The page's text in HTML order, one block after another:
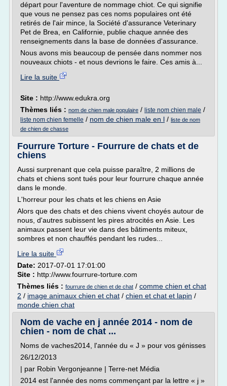
départ pour l'aventure de nommage chiot. Ce qui signifie
que vous ne pensez pas ces noms populaires ont été
retirés de l'air mince, la Société d'assurance Veterinary
Pet de Brea, en Californie, publie chaque année des
renseignements dans la base de données d'assurance.
Nous avons mis beaucoup de pensée dans nommer nos
nouveaux chiots - et nous devrions le faire. Ces amis à...
Lire la suite
Site : http://www.edukra.org
Thèmes liés : nom de chien male populaire / liste nom chien male /
liste nom chien femelle / nom de chien male en l / liste de nom
de chien de chasse
Fourrure Torture - Fourrure de chats et de
chiens
Aussi surprenant que cela puisse paraître, 2 millions de
chats et chiens sont tués pour leur fourrure chaque année
dans le monde.
L'horreur pour les chats et les chiens en Asie
Alors que des chats et des chiens vivent choyés autour de
nous, d'autres subissent les pires atrocités en Asie. Les
animaux passent leur vie dans des bâtiments miteux,
sombres et non chauffés pendant les rudes...
Lire la suite
Date: 2017-07-01 17:01:00
Site : http://www.fourrure-torture.com
Thèmes liés : fourrure de chien et de chat / comme chien et chat
2 / image animaux chien et chat / chien et chat et lapin /
monde chien chat
Nom de vache en j année 2014 - nom de
chien - nom de chat ...
Noms de vaches2014, l'année du « J » pour vos génisses
26/12/2013
| par Robin Vergonjeanne | Terre-net Média
2014 est l'année des noms commençant par la lettre « j »